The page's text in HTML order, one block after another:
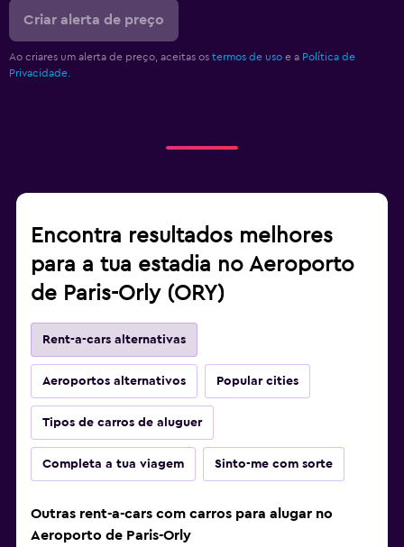
Criar alerta de preço
Ao criares um alerta de preço, aceitas os termos de uso e a Política de
Privacidade.
Encontra resultados melhores
para a tua estadia no Aeroporto
de Paris-Orly (ORY)
Rent-a-cars alternativas
Aeroportos alternativos Popular cities
Tipos de carros de aluguer
Completa a tua viagem Sinto-me com sorte
Outras rent-a-cars com carros para alugar no
Aeroporto de Paris-Orly